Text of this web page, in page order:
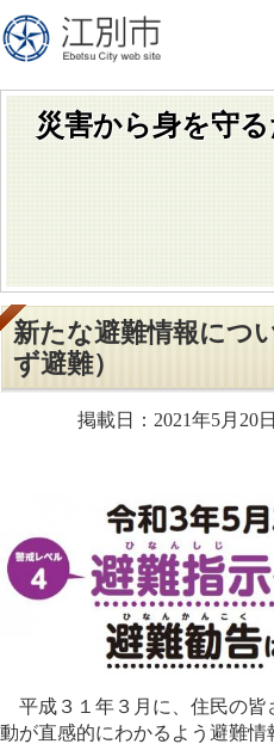
災害から身を守
新たな避難情報につ
ず避難）
掲載日：2021年5月20
平成３１年３月に、住民の皆
動が直感的にわかるよう避難